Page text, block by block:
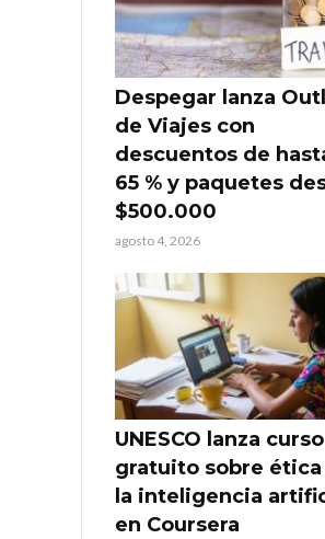
Despegar lanza
de Viajes con
descuentos de
65 % y paquetes
$500.000
agosto 4, 2026
UNESCO lanza curso
gratuito sobre ética
la inteligencia
en Coursera